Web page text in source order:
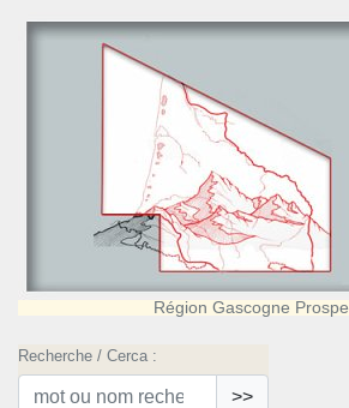
Région Gascogne
Recherche / Cerca :
>>